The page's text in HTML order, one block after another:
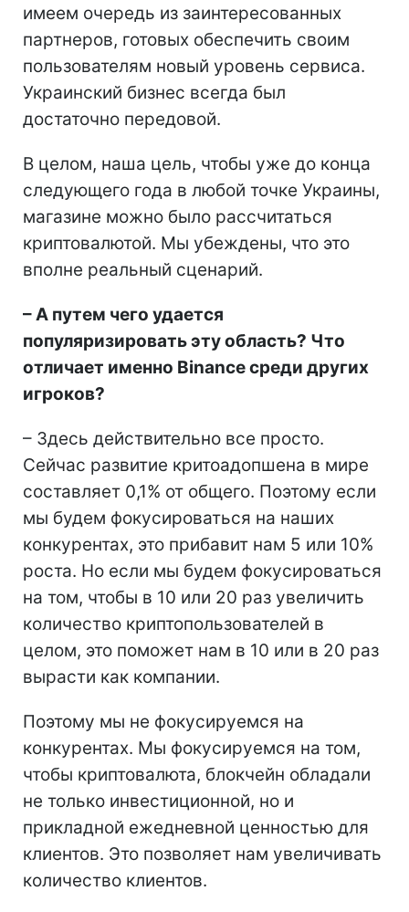
имеем очередь из заинтересованных
партнеров, готовых обеспечить своим
пользователям новый уровень сервиса.
Украинский бизнес всегда был
достаточно передовой.
В целом, наша цель, чтобы уже до конца
следующего года в любой точке Украины,
магазине можно было рассчитаться
криптовалютой. Мы убеждены, что это
вполне реальный сценарий.
– А путем чего удается
популяризировать эту область? Что
отличает именно Binance среди других
игроков?
– Здесь действительно все просто.
Сейчас развитие критоадопшена в мире
составляет 0,1% от общего. Поэтому если
мы будем фокусироваться на наших
конкурентах, это прибавит нам 5 или 10%
роста. Но если мы будем фокусироваться
на том, чтобы в 10 или 20 раз увеличить
количество криптопользователей в
целом, это поможет нам в 10 или в 20 раз
вырасти как компании.
Поэтому мы не фокусируемся на
конкурентах. Мы фокусируемся на том,
чтобы криптовалюта, блокчейн обладали
не только инвестиционной, но и
прикладной ежедневной ценностью для
клиентов. Это позволяет нам увеличивать
количество клиентов.